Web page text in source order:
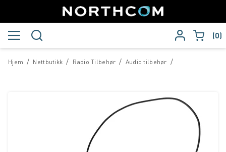
0
/
Hjem /
Nettbutikk /
Radio Tilbehør /
Audio tilbehør